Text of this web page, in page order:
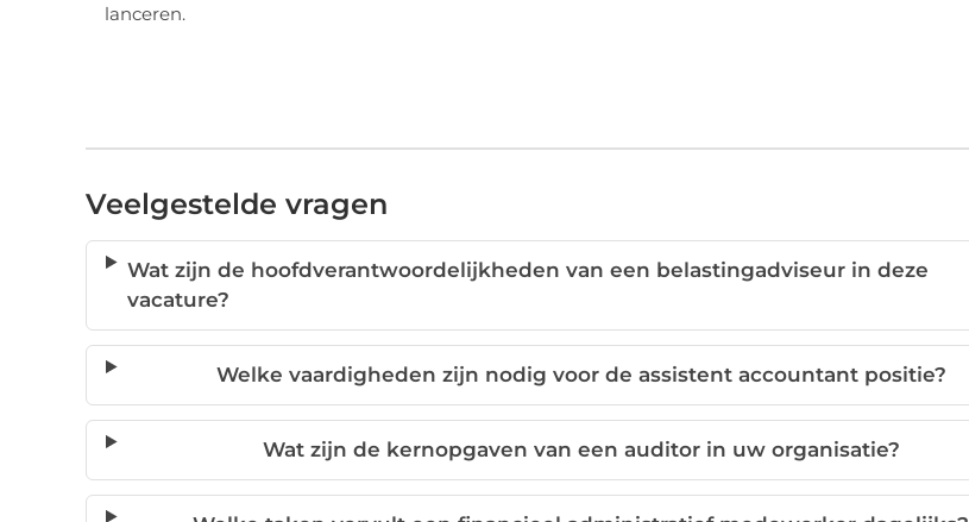
lanceren.
Veelgestelde vragen
Wat zijn de hoofdverantwoordelijkheden van een belastingadviseur in deze
vacature?
Welke vaardigheden zijn nodig voor de assistent accountant positie?
Wat zijn de kernopgaven van een auditor in uw organisatie?